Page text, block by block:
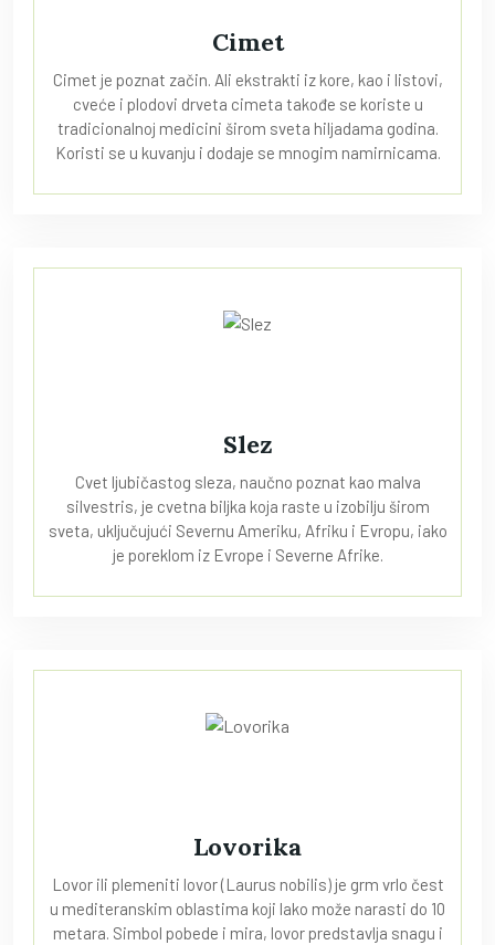
Cimet
Cimet je poznat začin. Ali ekstrakti iz kore, kao i listovi,
cveće i plodovi drveta cimeta takođe se koriste u
tradicionalnoj medicini širom sveta hiljadama godina.
Koristi se u kuvanju i dodaje se mnogim namirnicama.
Slez
Cvet ljubičastog sleza, naučno poznat kao malva
silvestris, je cvetna biljka koja raste u izobilju širom
sveta, uključujući Severnu Ameriku, Afriku i Evropu, iako
je poreklom iz Evrope i Severne Afrike.
Lovorika
Lovor ili plemeniti lovor (Laurus nobilis) je grm vrlo čest
u mediteranskim oblastima koji lako može narasti do 10
metara. Simbol pobede i mira, lovor predstavlja snagu i